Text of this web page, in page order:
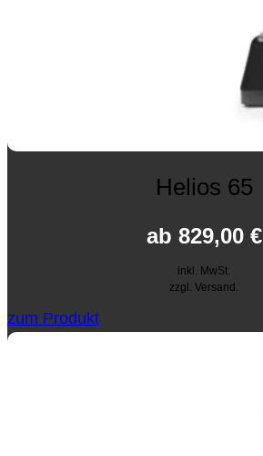
Helios 65
ab 829,00 €
inkl. MwSt.
zzgl. Versand.
zum Produkt